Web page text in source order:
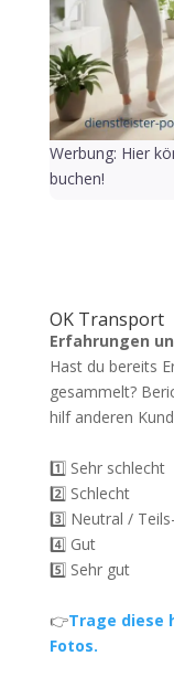
Werbung: Hier
buchen!
OK Transport
Erfahrungen
Hast du bereits
gesammelt?
hilf anderen
1️⃣ Sehr schlecht
2️⃣ Schlecht
3️⃣ Neutral /
4️⃣ Gut
5️⃣ Sehr gut
👉Trage diese
Fotos.